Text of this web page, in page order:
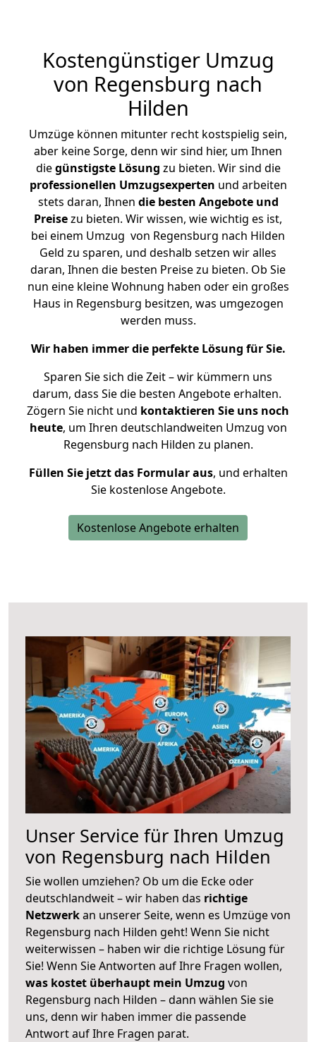
Kostengünstiger Umzug
von Regensburg nach
Hilden
Umzüge können mitunter recht kostspielig sein,
aber keine Sorge, denn wir sind hier, um Ihnen
diegünstigste Lösung zu bieten. Wir sind die
professionellen Umzugsexperten und arbeiten
stets daran, Ihnen die besten Angebote und
Preisezu bieten. Wir wissen, wie wichtig es ist,
bei einem Umzug von Regensburg nach Hilden
Geld zu sparen, und deshalb setzen wir alles
daran, Ihnen die besten Preise zu bieten. Ob Sie
nun eine kleine Wohnung haben oder ein großes
Haus in Regensburg besitzen, was umgezogen
werden muss.
Wir haben immer die perfekte Lösung für Sie.
Sparen Sie sich die Zeit – wir kümmern uns
darum, dass Sie die besten Angebote erhalten.
Zögern Sie nicht und kontaktieren Sie uns noch
heute, um Ihren deutschlandweiten Umzug von
Regensburg nach Hilden zu planen.
Füllen Sie jetzt das Formular aus, und erhalten
Sie kostenlose Angebote.
Kostenlose Angebote erhalten
Unser Service für Ihren Umzug
von Regensburg nach Hilden
Sie wollen umziehen? Ob um die Ecke oder
deutschlandweit – wir haben das richtige
Netzwerkan unserer Seite, wenn es Umzüge von
Regensburg nach Hilden geht! Wenn Sie nicht
weiterwissen – haben wir die richtige Lösung für
Sie! Wenn Sie Antworten auf Ihre Fragen wollen,
was kostet überhaupt mein Umzug von
Regensburg nach Hilden – dann wählen Sie sie
uns, denn wir haben immer die passende
Antwort auf Ihre Fragen parat.